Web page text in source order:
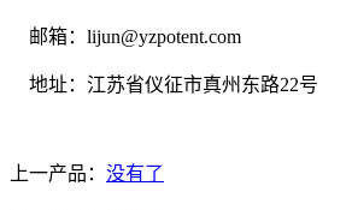
邮箱：lijun@yzpotent.com
地址：江苏省仪征市真州东路22号
上一产品： 没有了